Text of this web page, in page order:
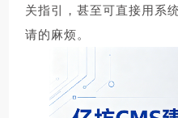
关指引，甚至可直接用系
请的麻烦。